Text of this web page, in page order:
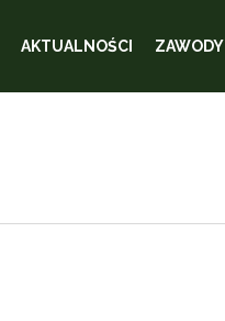
AKTUALNOŚCI ZAWODY